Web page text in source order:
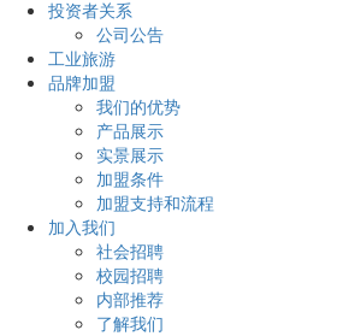
投资者关系
公司公告
工业旅游
品牌加盟
我们的优势
产品展示
实景展示
加盟条件
加盟支持和流程
加入我们
社会招聘
校园招聘
内部推荐
了解我们